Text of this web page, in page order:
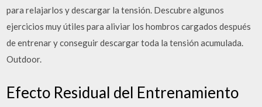
para relajarlos y descargar la tensión. Descubre algunos
ejercicios muy útiles para aliviar los hombros cargados después
de entrenar y conseguir descargar toda la tensión acumulada.
Outdoor.
Efecto Residual del Entrenamiento